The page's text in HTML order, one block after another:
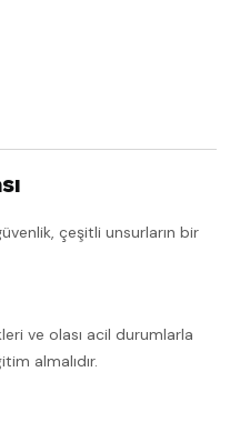
çeşitli unsurların bir
ve olası acil durumlarla
almalıdır.